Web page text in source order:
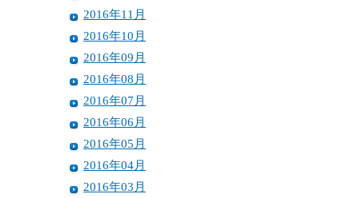
2016年11月
2016年10月
2016年09月
2016年08月
2016年07月
2016年06月
2016年05月
2016年04月
2016年03月